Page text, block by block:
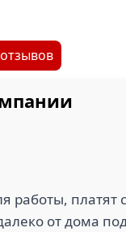
работы, платят
от дома